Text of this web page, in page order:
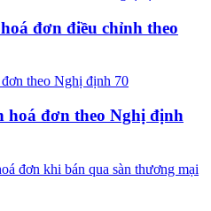
đơn điều chỉnh theo
hoá đơn theo Nghị định